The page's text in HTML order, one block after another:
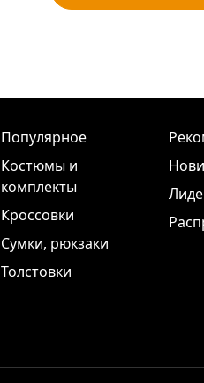
Популярное
Костюмы и
комплекты
Кроссовки
Сумки, рюкзаки
Толстовки